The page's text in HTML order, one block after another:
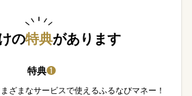
の特典があります
特典❶
ざまなサービスで使えるふるなびマネー！